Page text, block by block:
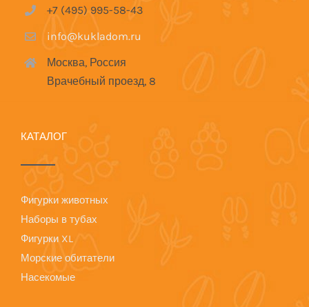
+7 (495) 995-58-43
info@kukladom.ru
Москва, Россия
Врачебный проезд, 8
КАТАЛОГ
Фигурки животных
Наборы в тубах
Фигурки XL
Морские обитатели
Насекомые